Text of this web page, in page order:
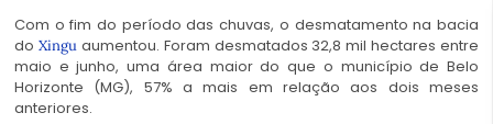
Com o fim do período das chuvas, o desmatamento na bacia
do Xinguaumentou. Foram desmatados 32,8 mil hectares entre
maio e junho, uma área maior do que o município de Belo
Horizonte (MG), 57% a mais em relação aos dois meses
anteriores.